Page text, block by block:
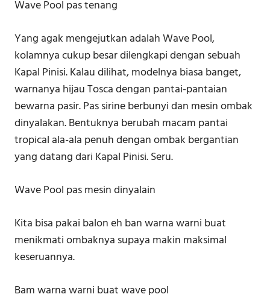
Wave Pool pas tenang
Yang agak mengejutkan adalah Wave Pool,
kolamnya cukup besar dilengkapi dengan sebuah
Kapal Pinisi. Kalau dilihat, modelnya biasa banget,
warnanya hijau Tosca dengan pantai-pantaian
bewarna pasir. Pas sirine berbunyi dan mesin ombak
dinyalakan. Bentuknya berubah macam pantai
tropical ala-ala penuh dengan ombak bergantian
yang datang dari Kapal Pinisi. Seru.
Wave Pool pas mesin dinyalain
Kita bisa pakai balon eh ban warna warni buat
menikmati ombaknya supaya makin maksimal
keseruannya.
Bam warna warni buat wave pool